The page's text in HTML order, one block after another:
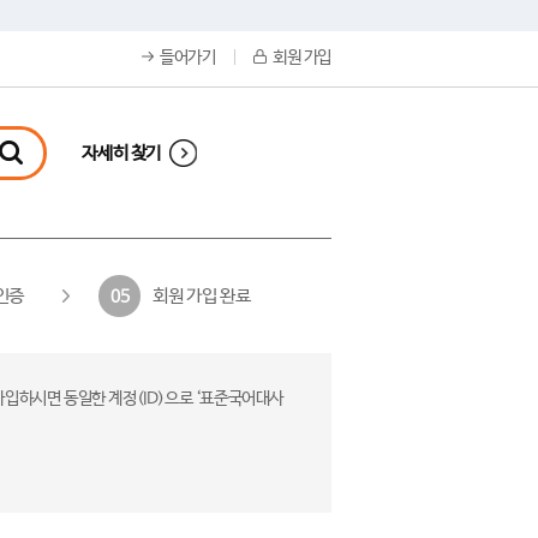
들어가기 회원 가입
자세히 찾기
증 05 회원 가입 완료
하시면 동일한 계정(ID)으로 ‘표준국어대사